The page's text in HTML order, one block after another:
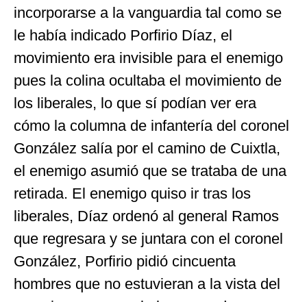
incorporarse a la vanguardia tal como se
le había indicado Porfirio Díaz, el
movimiento era invisible para el enemigo
pues la colina ocultaba el movimiento de
los liberales, lo que sí podían ver era
cómo la columna de infantería del coronel
González salía por el camino de Cuixtla,
el enemigo asumió que se trataba de una
retirada. El enemigo quiso ir tras los
liberales, Díaz ordenó al general Ramos
que regresara y se juntara con el coronel
González, Porfirio pidió cincuenta
hombres que no estuvieran a la vista del